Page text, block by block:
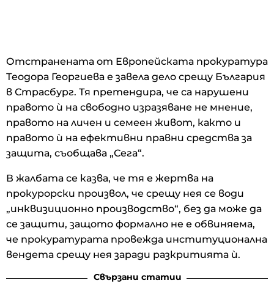
Отстранената от Европейската прокуратура
Теодора Георгиева е завела дело срещу България
в Страсбург. Тя претендира, че са нарушени
правото ѝ на свободно изразяване не мнение,
правото на личен и семеен живот, както и
правото ѝ на ефективни правни средства за
защита, съобщава „Сега“.
В жалбата се казва, че тя е жертва на
прокурорски произвол, че срещу нея се води
„инквизиционно производство“, без да може да
се защити, защото формално не е обвиняема,
че прокуратурата провежда институционална
вендета срещу нея заради разкритията ѝ.
Свързани статии